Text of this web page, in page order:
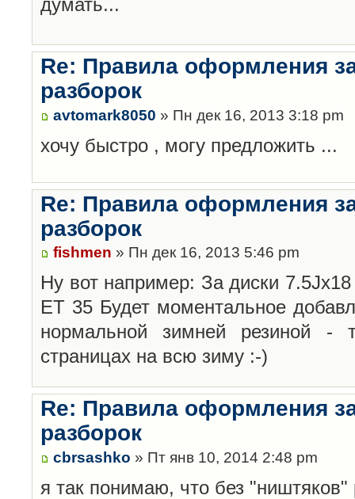
Re: Правила оформления
разборок
avtomark8050 » Пн дек 16, 2013 3:18 pm
хочу быстро , могу предложить ...
Re: Правила оформления
разборок
fishmen » Пн дек 16, 2013 5:46 pm
Ну вот например: За диски
ET 35 Будет моментальное
нормальной зимней резиной
страницах на всю зиму :-)
Re: Правила оформления
разборок
cbrsashko » Пт янв 10, 2014 2:48 pm
я так понимаю, что без "ништяков"